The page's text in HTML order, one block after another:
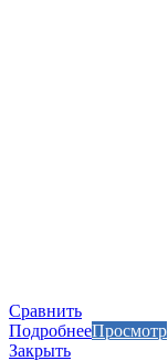
Сравнить
ПодробнееПросмотр
Закрыть